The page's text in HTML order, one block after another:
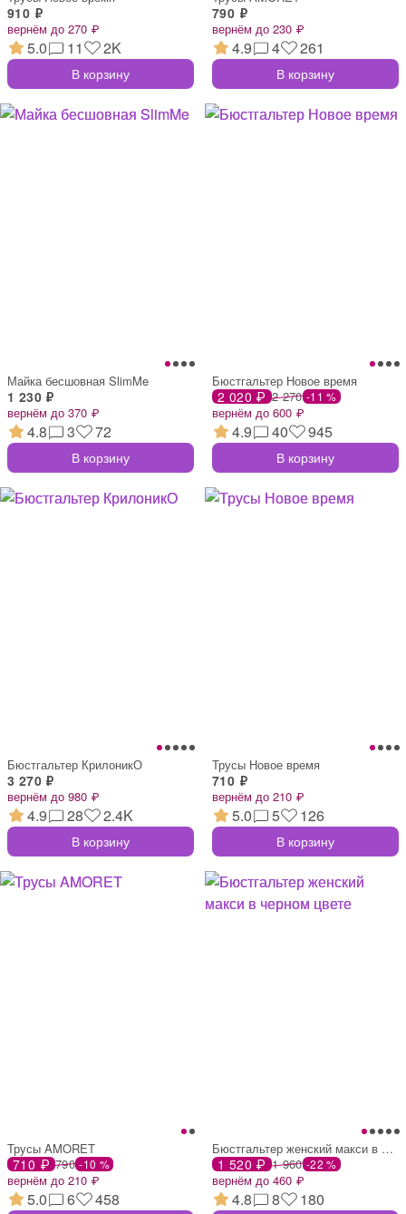
910 ₽
вернём до 270 ₽
5.0 11 2K
В корзину
790 ₽
вернём до 230 ₽
4.9 4 261
В корзину
Майка бесшовная SlimMe
1 230 ₽
вернём до 370 ₽
4.8 3 72
В корзину
Бюстгальтер Новое время
2 020 ₽ 2 270 -11 %
вернём до 600 ₽
4.9 40 945
В корзину
Бюстгальтер КрилоникО
3 270 ₽
вернём до 980 ₽
4.9 28 2.4K
В корзину
Трусы Новое время
710 ₽
вернём до 210 ₽
5.0 5 126
В корзину
Трусы AMORET
710 ₽ 790 -10 %
вернём до 210 ₽
5.0 6 458
Бюстгальтер женский макси в черном цвете
1 520 ₽ 1 960 -22 %
вернём до 460 ₽
4.8 8 180